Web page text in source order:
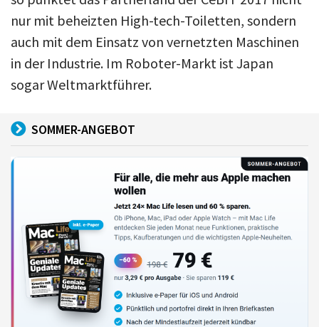
nur mit beheizten High-tech-Toiletten, sondern
auch mit dem Einsatz von vernetzten Maschinen
in der Industrie. Im Roboter-Markt ist Japan
sogar Weltmarktführer.
SOMMER-ANGEBOT